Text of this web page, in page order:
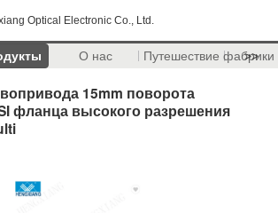
Optical Electronic Co., Ltd.
О нас Путешествие фабрики
>>
15mm поворота
фланца высокого разрешения